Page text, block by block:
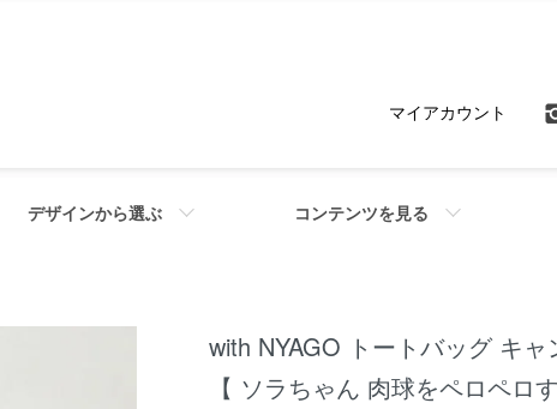
デザインから選ぶ コンテンツを見る
マイアカウント
with NYAGO トートバッグ キャ
【 ソラちゃん 肉球をペロペロ